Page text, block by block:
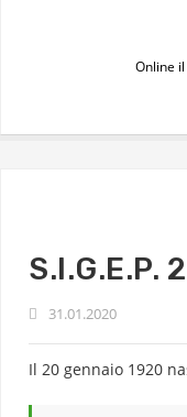
Online
S.I.G.E.P.
31.01.2020
Il 20 gennaio 1920